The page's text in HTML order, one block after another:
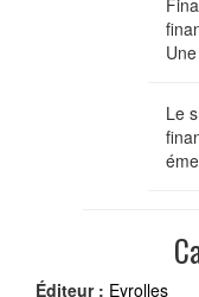
Le
Éditeur : Eyrolles